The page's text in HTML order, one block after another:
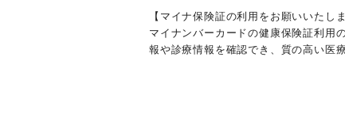
【マイナ保険証の利用をお願いいたしま
マイナンバーカードの健康保険証利用
報や診療情報を確認でき、質の高い医